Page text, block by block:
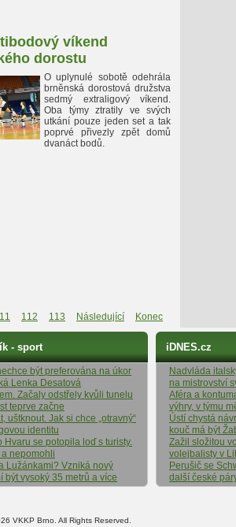
víkend
dorostu
O uplynulé sobotě odehrála
brněnská dorostová družstva
sedmý extraligový víkend.
Oba týmy ztratily ve svých
utkání pouze jeden set a tak
poprvé přivezly zpět domů
dvanáct bodů.
112 113 Následující Konec
- sport
být preferována na úkor
Lenka Desatová
Začaly odstřely kvůli tunelu
teprve začne
uštknout. Jak si chce „otravný“
identitu
Hvaru se potopila loď s turisty.
nepomohli
Lužánkami? Vzniká nový
být vysoký 35 metrů a více
iDNES.cz
Nadvláda
na mistrovství
Aféra a
výhry, v týmu
Ústí chystá
kouč má být
Zažil složitou
volejbalisty v
Perušič se
další české
VKKP Brno. All Rights Reserved.